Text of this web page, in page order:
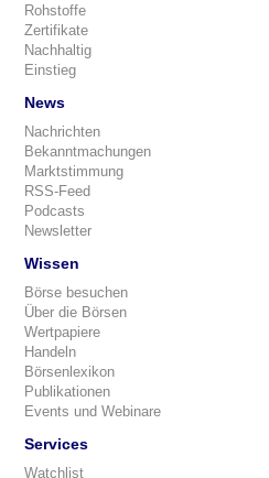
Rohstoffe
Zertifikate
Nachhaltig
Einstieg
News
Nachrichten
Bekanntmachungen
Marktstimmung
RSS-Feed
Podcasts
Newsletter
Wissen
Börse besuchen
Über die Börsen
Wertpapiere
Handeln
Börsenlexikon
Publikationen
Events und Webinare
Services
Watchlist